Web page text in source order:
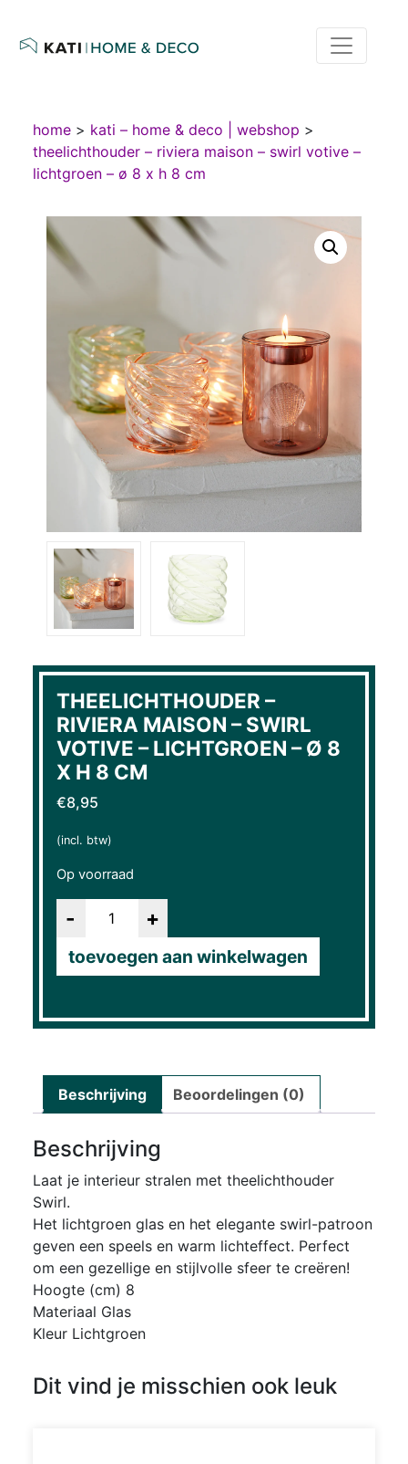
home > kati – home & deco | webshop >
theelichthouder – riviera maison – swirl votive –
lichtgroen – ø 8 x h 8 cm
THEELICHTHOUDER –
RIVIERA MAISON – SWIRL
VOTIVE – LICHTGROEN – Ø 8
X H 8 CM
€8,95
(incl. btw)
Op voorraad
toevoegen aan winkelwagen
Beschrijving Beoordelingen (0)
Beschrijving
Laat je interieur stralen met theelichthouder
Swirl.
Het lichtgroen glas en het elegante swirl-patroon
geven een speels en warm lichteffect. Perfect
om een gezellige en stijlvolle sfeer te creëren!
Hoogte (cm) 8
Materiaal Glas
Kleur Lichtgroen
Dit vind je misschien ook leuk